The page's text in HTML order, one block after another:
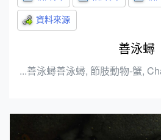
善泳蟳
...善泳蟳善泳蟳, 節肢動物-蟹,